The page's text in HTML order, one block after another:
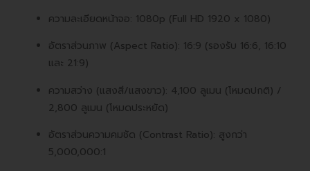
ความละเอียดหน้าจอ: 1080p (Full HD 1920 x 1080)
อัตราส่วนภาพ (Aspect Ratio): 16:9 (รองรับ 16:6, 16:10
และ 21:9)
ความสว่าง (แสงสี/แสงขาว): 4,100 ลูเมน (โหมดปกติ) /
2,800 ลูเมน (โหมดประหยัด)
อัตราส่วนความคมชัด (Contrast Ratio): สูงกว่า
5,000,000:1